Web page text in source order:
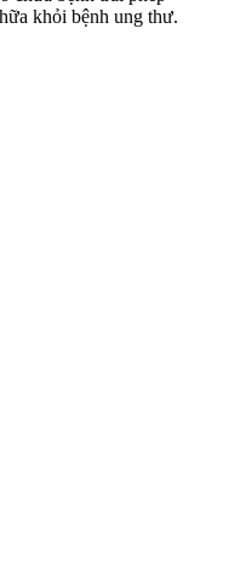
khỏi bệnh ung thư.